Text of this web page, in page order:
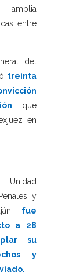
amplia
entre
del
treinta
que
en
y
fue
a 28
su
y